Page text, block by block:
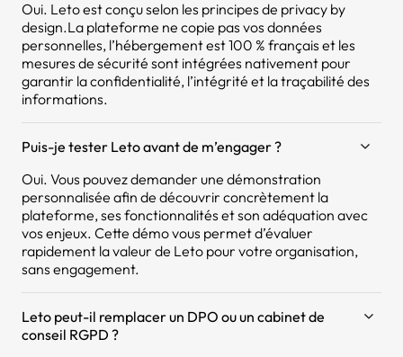
Oui. Leto est conçu selon les principes de privacy by
design.La plateforme ne copie pas vos données
personnelles, l’hébergement est 100 % français et les
mesures de sécurité sont intégrées nativement pour
garantir la confidentialité, l’intégrité et la traçabilité des
informations.
Puis-je tester Leto avant de m’engager ?
Oui. Vous pouvez demander une démonstration
personnalisée afin de découvrir concrètement la
plateforme, ses fonctionnalités et son adéquation avec
vos enjeux. Cette démo vous permet d’évaluer
rapidement la valeur de Leto pour votre organisation,
sans engagement.
Leto peut-il remplacer un DPO ou un cabinet de
conseil RGPD ?